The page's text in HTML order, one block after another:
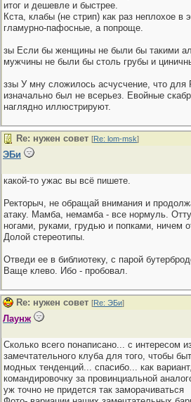
итог и дешевле и быстрее.
Кста, клабы (не стрип) как раз неплохое в
гламурно-пафосные, а попроще.
зы Если бы женщины не были бы такими
мужчины не были бы столь грубы и
ззы У мну сложилось асчусчение, что для
изначально был не всерьез. Евойные
наглядно иллюстрируют.
Re: нужен совет [Re: lom-msk]
ЭБи
какой-то ужас вы всё пишете.
Ректорыч, не обращай внимания и
атаку. Мамба, немамба - все нормуль.
ногами, руками, грудью и попками, ничем
Долой стереотипы.
Отведи ее в библиотеку, с парой
Ваще клево. Ибо - пробовал.
Re: нужен совет [Re: ЭБи]
Лаунж
Сколько всего понаписано... с интересом
замечтательного клуба для того, чтобы
модных тенденций... спасибо... как
командировочку за провинциальной
уж точно не придется так заморачиваться